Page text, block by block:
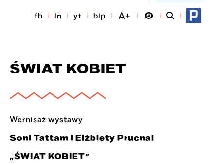
fb in yt bip
ŚWIAT KOBIET
Wernisaż wystawy
Soni Tattam i Elżbiety Prucnal
„ŚWIAT KOBIET”